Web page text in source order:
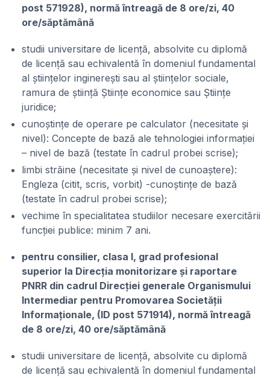
post 571928), normă întreagă de 8 ore/zi, 40
ore/săptămână
studii universitare de licență, absolvite cu diplomă
de licență sau echivalentă în domeniul fundamental
al științelor inginerești sau al științelor sociale,
ramura de știință Științe economice sau Științe
juridice;
cunoștințe de operare pe calculator (necesitate și
nivel): Concepte de bază ale tehnologiei informației
– nivel de bază (testate în cadrul probei scrise);
limbi străine (necesitate și nivel de cunoaștere):
Engleza (citit, scris, vorbit) -cunoștințe de bază
(testate în cadrul probei scrise);
vechime în specialitatea studiilor necesare exercitării
funcției publice: minim 7 ani.
pentru consilier, clasa I, grad profesional
superior la Direcția monitorizare și raportare
PNRR din cadrul Direcției generale Organismului
Intermediar pentru Promovarea Societății
Informaționale, (ID post 571914), normă întreagă
de 8 ore/zi, 40 ore/săptămână
studii universitare de licență, absolvite cu diplomă
de licență sau echivalentă în domeniul fundamental